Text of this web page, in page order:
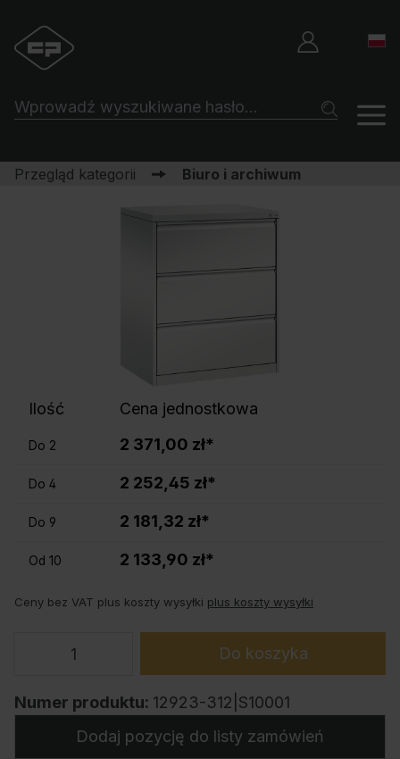
Przegląd kategorii Biuro i archiwum
Ilość Cena jednostkowa
Do 2 2 371,00 zł*
Do 4 2 252,45 zł*
Do 9 2 181,32 zł*
Od 10 2 133,90 zł*
Ceny bez VAT plus koszty wysyłki plus koszty wysyłki
Do koszyka
Numer produktu: 12923-312|S10001
Dodaj pozycję do listy zamówień